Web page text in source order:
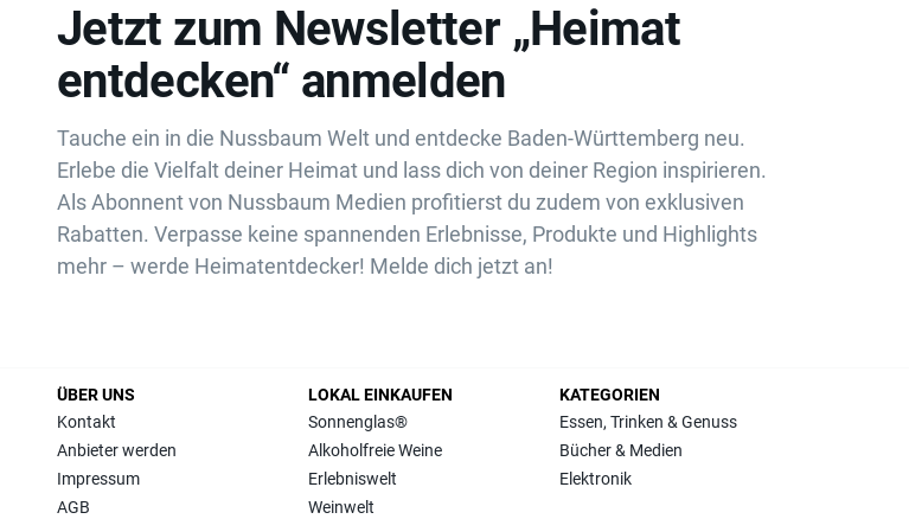
Jetzt zum Newsletter „Heimat
entdecken“ anmelden
Tauche ein in die Nussbaum Welt und entdecke Baden-Württemberg neu.
Erlebe die Vielfalt deiner Heimat und lass dich von deiner Region inspirieren.
Als Abonnent von Nussbaum Medien profitierst du zudem von exklusiven
Rabatten. Verpasse keine spannenden Erlebnisse, Produkte und Highlights
mehr – werde Heimatentdecker! Melde dich jetzt an!
ÜBER UNS
Kontakt
Anbieter werden
Impressum
AGB
LOKAL EINKAUFEN
Sonnenglas®
Alkoholfreie Weine
Erlebniswelt
Weinwelt
KATEGORIEN
Essen, Trinken & Genuss
Bücher & Medien
Elektronik